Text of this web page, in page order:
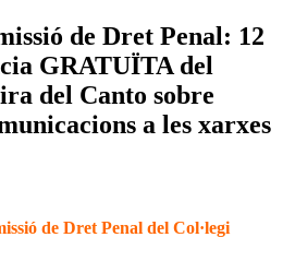
de Dret Penal: 12
GRATUÏTA del
del Canto sobre
a les xarxes
de Dret Penal del Col·legi